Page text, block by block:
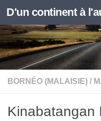
Skip to content
D'un continent à
BORNÉO (MALAISIE) /
Kinabatangan